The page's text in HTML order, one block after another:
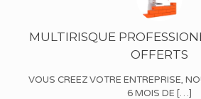
MULTIRISQUE
OFFERTS
VOUS CREEZ VOTRE ENTREPRISE,
6 MOIS DE […]